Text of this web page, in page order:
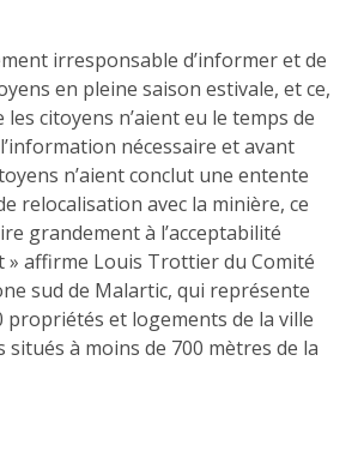
irresponsable d’informer et de
en pleine saison estivale, et ce,
citoyens n’aient eu le temps de
nécessaire et avant
n’aient conclut une entente
relocalisation avec la minière, ce
grandement à l’acceptabilité
» affirme Louis Trottier du Comité
sud de Malartic, qui représente
propriétés et logements de la ville
situés à moins de 700 mètres de la